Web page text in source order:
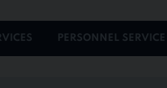
PERSONNEL SERVICE